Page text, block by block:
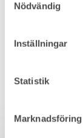
Nödvändig
Inställningar
Statistik
Marknadsföring